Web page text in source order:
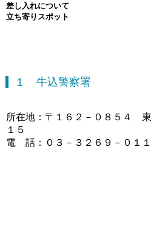
差し入れについて
立ち寄りスポット
１ 牛込警察署
所在地：〒１６２－０８５４
１５
電 話：０３－３２６９－０１１